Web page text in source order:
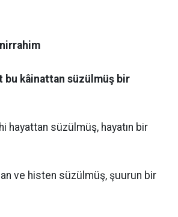
bu kâinattan süzülmüş bir
hayattan süzülmüş, hayatın bir
ve histen süzülmüş, şuurun bir